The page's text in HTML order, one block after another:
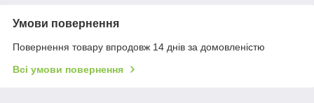
Умови повернення
Повернення товару впродовж 14 днів за домовленістю
Всі умови повернення